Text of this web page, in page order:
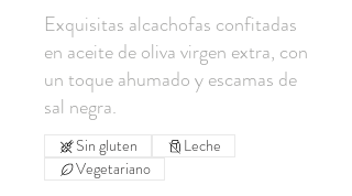
Exquisitas alcachofas confitadas
en aceite de oliva virgen extra, con
un toque ahumado y escamas de
Sin gluten
Leche
Vegetariano